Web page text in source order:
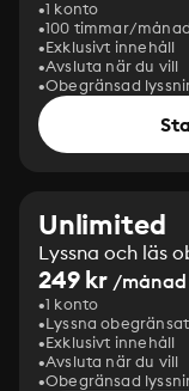
1 konto
100 timmar/månad
Exklusivt innehåll
Avsluta när du vill
Obegränsad
Unlimited
Lyssna och läs
249 kr /månad
1 konto
Lyssna obegränsat
Exklusivt innehåll
Avsluta när du vill
Obegränsad